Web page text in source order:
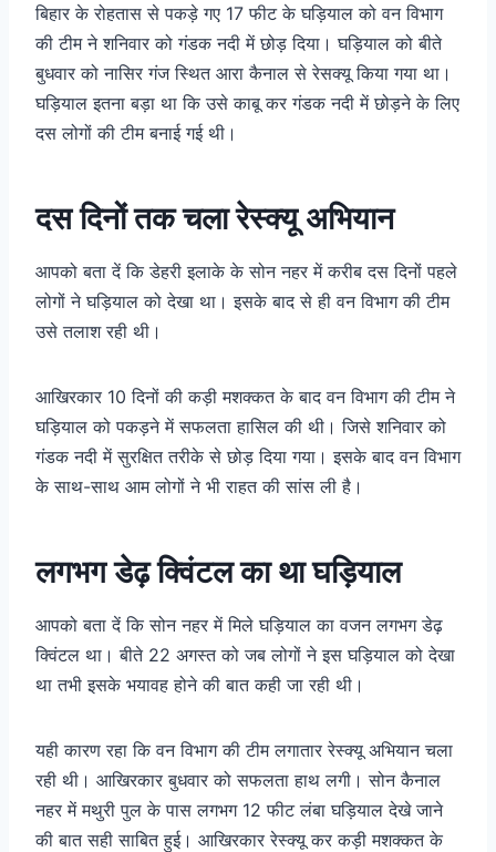
बिहार के रोहतास से पकड़े गए 17 फीट के घड़ियाल को वन विभाग
की टीम ने शनिवार को गंडक नदी में छोड़ दिया। घड़ियाल को बीते
बुधवार को नासिर गंज स्थित आरा कैनाल से रेसक्यू किया गया था।
घड़ियाल इतना बड़ा था कि उसे काबू कर गंडक नदी में छोड़ने के लिए
दस लोगों की टीम बनाई गई थी।
दस दिनों तक चला रेस्क्यू अभियान
आपको बता दें कि डेहरी इलाके के सोन नहर में करीब दस दिनों पहले
लोगों ने घड़ियाल को देखा था। इसके बाद से ही वन विभाग की टीम
उसे तलाश रही थी।
आखिरकार 10 दिनों की कड़ी मशक्कत के बाद वन विभाग की टीम ने
घड़ियाल को पकड़ने में सफलता हासिल की थी। जिसे शनिवार को
गंडक नदी में सुरक्षित तरीके से छोड़ दिया गया। इसके बाद वन विभाग
के साथ-साथ आम लोगों ने भी राहत की सांस ली है।
लगभग डेढ़ क्विंटल का था घड़ियाल
आपको बता दें कि सोन नहर में मिले घड़ियाल का वजन लगभग डेढ़
क्विंटल था। बीते 22 अगस्त को जब लोगों ने इस घड़ियाल को देखा
था तभी इसके भयावह होने की बात कही जा रही थी।
यही कारण रहा कि वन विभाग की टीम लगातार रेस्क्यू अभियान चला
रही थी। आखिरकार बुधवार को सफलता हाथ लगी। सोन कैनाल
नहर में मथुरी पुल के पास लगभग 12 फीट लंबा घड़ियाल देखे जाने
की बात सही साबित हुई। आखिरकार रेस्क्यू कर कड़ी मशक्कत के